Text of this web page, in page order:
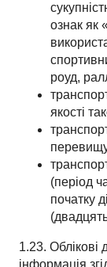
ознак як
роуд,
якості
(період
початку
1.23. Облікові